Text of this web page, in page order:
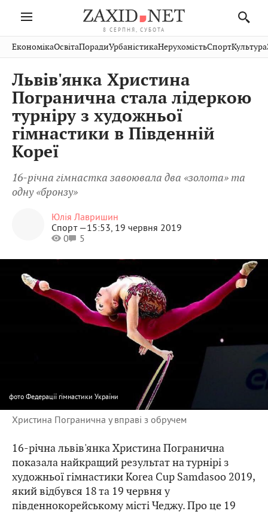
8 СЕРПНЯ, СУБОТА
Івано-
Франківськ
Тернопіль
Волинь
Закарпаття
Рівне
Шептицький
Стрий
Хмельницький
Публікації
Авто СловкоКультура
Кіно Дім Спорт
Фото ОсвітаНерухомість
Домашні
ЕкономікаОсвітаПорадиУрбаністикаНерухомістьСпортКультура
Львів'янка Христина
Погранична стала лідеркою
турніру з художньої
гімнастики в Південній
Кореї
16-річна гімнастка завоювала два «золота» та
одну «бронзу»
Юлія Лавришин
Спорт —15:53, 19 червня 2019
0
5
фото Федерації гімнастики України
Христина Погранична у вправі з обручем
16-річна львів'янка Христина Погранична
показала найкращий результат на турнірі з
художньої гімнастики Korea Cup Samdasoo 2019,
який відбувся 18 та 19 червня у
південнокорейському місті Чеджу. Про це 19